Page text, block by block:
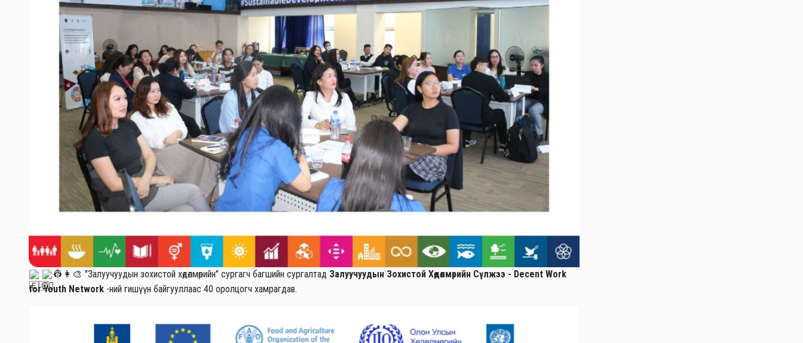
👷‍👩‍🎨 "Залуучуудын зохистой хөдөлмөрийн" сургагч багшийн сургалтад Залуучуудын Зохистой Хөдөлмөрийн Сүлжээ - Decent Work
for Youth Network -ний гишүүн байгууллаас 40 оролцогч хамрагдав.